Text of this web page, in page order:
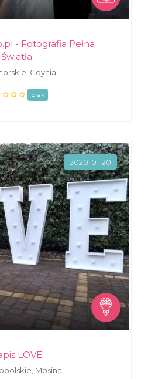
- Fotografia Pełna
Światła
Gdynia
brak
2020-01-20
LOVE!
Mosina